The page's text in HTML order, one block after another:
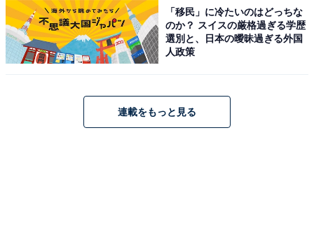
「移民」に冷たいのはどっちな
のか？ スイスの厳格過ぎる学歴
選別と、日本の曖昧過ぎる外国
人政策
連載をもっと見る